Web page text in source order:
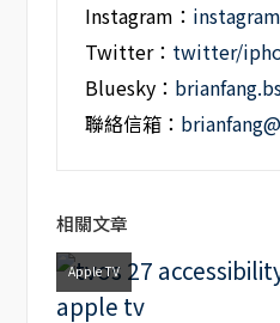
Instagram：
Twitter： twitter/
Bluesky：
聯絡信箱：
相關文章
Apple TV